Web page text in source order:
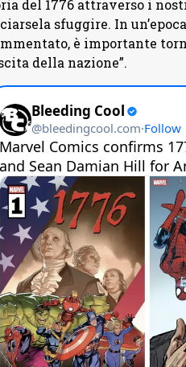
del 1776 attraverso i
sfuggire. In
è importante
della nazione”.